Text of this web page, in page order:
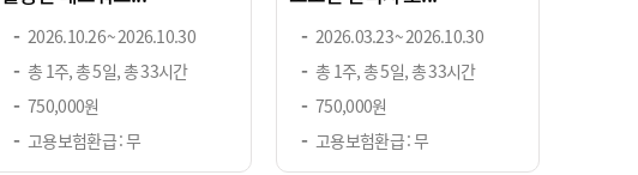
2026.10.26 ~ 2026.10.30
총 1주, 총 5일, 총 33시간
750,000원
고용보험환급 : 무
2026.03.23 ~ 2026.10.30
총 1주, 총 5일, 총 33시간
750,000원
고용보험환급 : 무